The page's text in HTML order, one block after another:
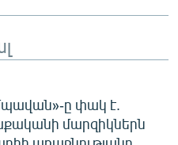
ը փակ է.
մարզիկներն